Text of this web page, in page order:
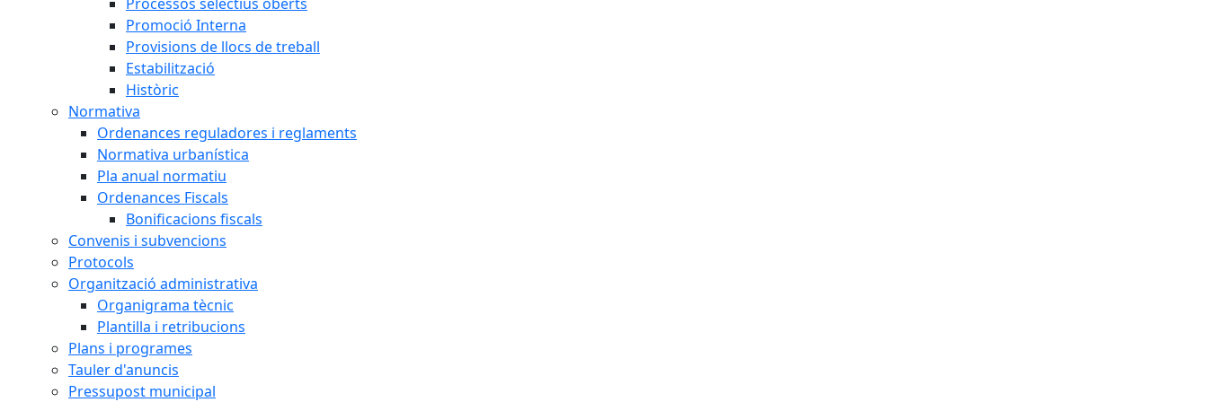
Promoció Interna
Provisions de llocs de treball
Estabilització
Històric
Normativa
Ordenances reguladores i reglaments
Normativa urbanística
Pla anual normatiu
Ordenances Fiscals
Bonificacions fiscals
Convenis i subvencions
Protocols
Organització administrativa
Organigrama tècnic
Plantilla i retribucions
Plans i programes
Tauler d'anuncis
Pressupost municipal